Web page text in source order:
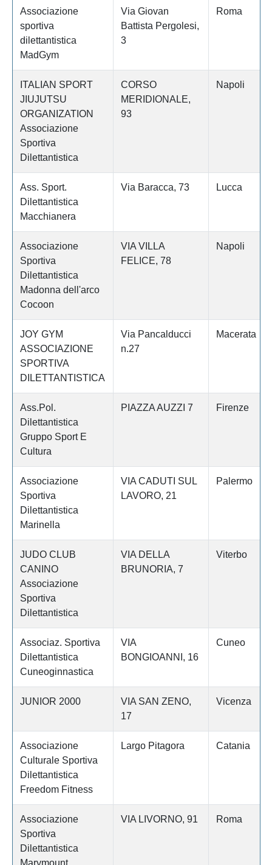
Associazione
sportiva
dilettantistica
MadGym
Via Giovan
Battista Pergolesi,
3
Roma
ITALIAN SPORT
JIUJUTSU
ORGANIZATION
Associazione
Sportiva
Dilettantistica
CORSO
MERIDIONALE,
93
Napoli
Ass. Sport.
Dilettantistica
Macchianera
Via Baracca, 73 Lucca
Associazione
Sportiva
Dilettantistica
Madonna dell'arco
Cocoon
VIA VILLA
FELICE, 78
Napoli
JOY GYM
ASSOCIAZIONE
SPORTIVA
DILETTANTISTICA
Via Pancalducci
n.27
Macerata
Ass.Pol.
Dilettantistica
Gruppo Sport E
Cultura
PIAZZA AUZZI 7 Firenze
Associazione
Sportiva
Dilettantistica
Marinella
VIA CADUTI SUL
LAVORO, 21
Palermo
JUDO CLUB
CANINO
Associazione
Sportiva
Dilettantistica
VIA DELLA
BRUNORIA, 7
Viterbo
Associaz. Sportiva
Dilettantistica
Cuneoginnastica
VIA
BONGIOANNI, 16
Cuneo
JUNIOR 2000
VIA SAN ZENO,
17
Vicenza
Associazione
Culturale Sportiva
Dilettantistica
Freedom Fitness
Largo Pitagora Catania
Associazione
Sportiva
Dilettantistica
Marymount
VIA LIVORNO, 91 Roma